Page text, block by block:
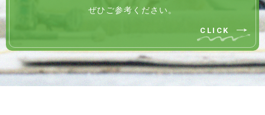
ぜひご参考ください。
CLICK